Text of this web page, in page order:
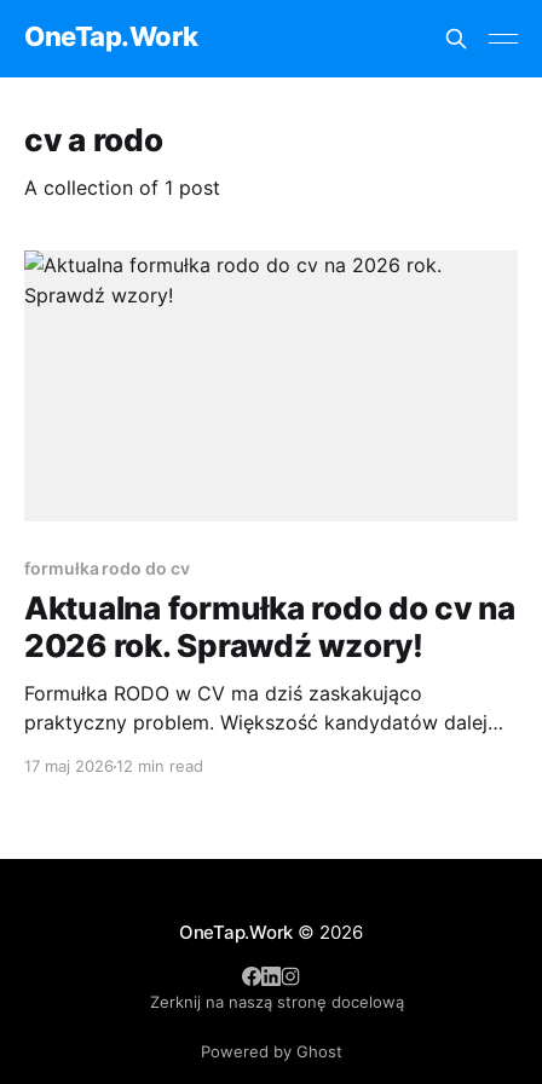
OneTap.Work
cv a rodo
A collection of 1 post
formułka rodo do cv
Aktualna formułka rodo do cv na
2026 rok. Sprawdź wzory!
Formułka RODO w CV ma dziś zaskakująco
praktyczny problem. Większość kandydatów dalej
do każdego dokumentu i zapomnieć o temacie. To
17 maj 2026 12 min read
OneTap.Work © 2026
Zerknij na naszą stronę docelową
Powered by Ghost